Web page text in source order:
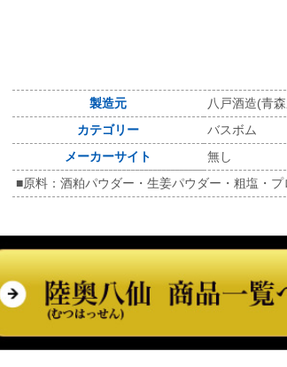
製造元
八戸酒造(青
カテゴリー
バスボム
メーカーサイト
無し
■原料：酒粕パウダー・生姜パウダー・粗塩・